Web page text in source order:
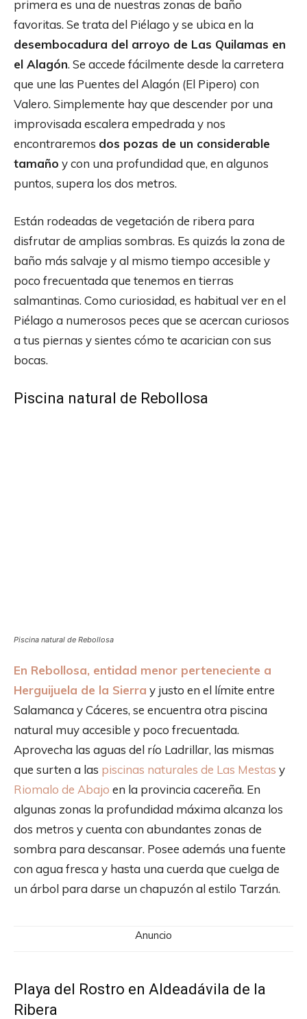
primera es una de nuestras zonas de baño
favoritas. Se trata del Piélago y se ubica en la
desembocadura del arroyo de Las Quilamas en
el Alagón. Se accede fácilmente desde la carretera
que une las Puentes del Alagón (El Pipero) con
Valero. Simplemente hay que descender por una
improvisada escalera empedrada y nos
encontraremos dos pozas de un considerable
tamaño y con una profundidad que, en algunos
puntos, supera los dos metros.
Están rodeadas de vegetación de ribera para
disfrutar de amplias sombras. Es quizás la zona de
baño más salvaje y al mismo tiempo accesible y
poco frecuentada que tenemos en tierras
salmantinas. Como curiosidad, es habitual ver en el
Piélago a numerosos peces que se acercan curiosos
a tus piernas y sientes cómo te acarician con sus
bocas.
Piscina natural de Rebollosa
Piscina natural de Rebollosa
En Rebollosa, entidad menor perteneciente a
Herguijuela de la Sierra y justo en el límite entre
Salamanca y Cáceres, se encuentra otra piscina
natural muy accesible y poco frecuentada.
Aprovecha las aguas del río Ladrillar, las mismas
que surten a las piscinas naturales de Las Mestas y
Riomalo de Abajo en la provincia cacereña. En
algunas zonas la profundidad máxima alcanza los
dos metros y cuenta con abundantes zonas de
sombra para descansar. Posee además una fuente
con agua fresca y hasta una cuerda que cuelga de
un árbol para darse un chapuzón al estilo Tarzán.
Anuncio
Playa del Rostro en Aldeadávila de la
Ribera